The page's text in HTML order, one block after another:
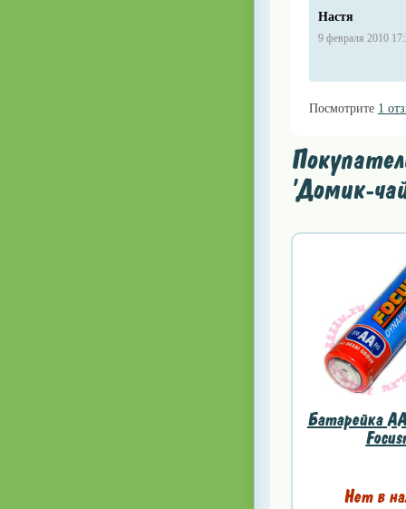
Настя
9 февраля 2010
Посмотрите 1
'Домик-
Батарейка
Нет в